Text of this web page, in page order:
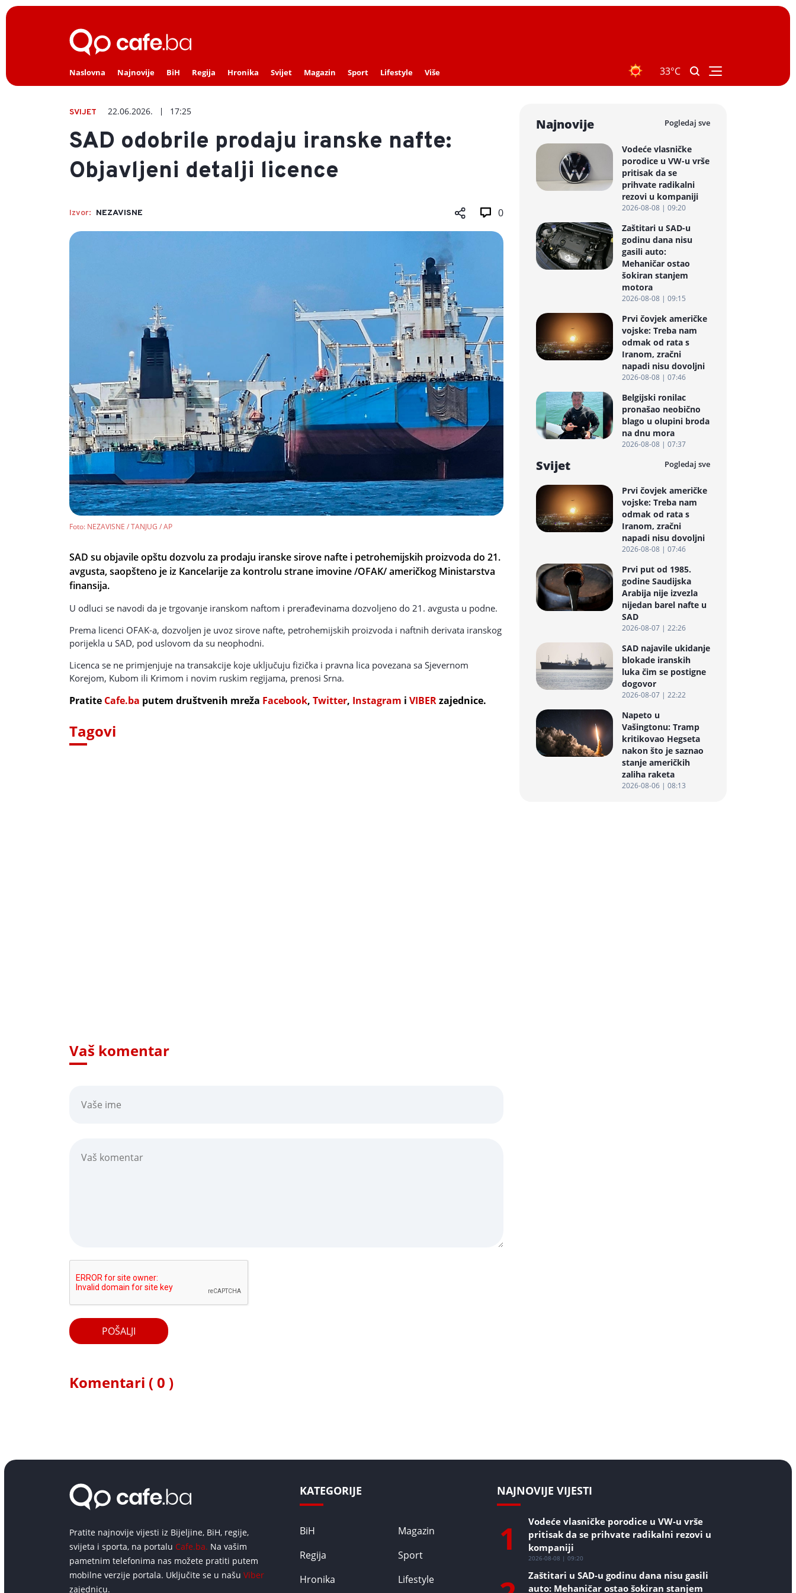
Naslovna Najnovije BiH Regija Hronika Svijet Magazin Sport Lifestyle Više 33°C
SVIJET 22.06.2026. 17:25
SAD odobrile prodaju iranske nafte:
Objavljeni detalji licence
Izvor: NEZAVISNE 0
Foto: NEZAVISNE / TANJUG / AP
SAD su objavile opštu dozvolu za prodaju iranske sirove nafte i petrohemijskih proizvoda do 21.
avgusta, saopšteno je iz Kancelarije za kontrolu strane imovine /OFAK/ američkog Ministarstva
finansija.
U odluci se navodi da je trgovanje iranskom naftom i prerađevinama dozvoljeno do 21. avgusta u podne.
Prema licenci OFAK-a, dozvoljen je uvoz sirove nafte, petrohemijskih proizvoda i naftnih derivata iranskog
porijekla u SAD, pod uslovom da su neophodni.
Licenca se ne primjenjuje na transakcije koje uključuju fizička i pravna lica povezana sa Sjevernom
Korejom, Kubom ili Krimom i novim ruskim regijama, prenosi Srna.
Pratite Cafe.ba putem društvenih mreža Facebook, Twitter, Instagram i VIBERzajednice.
Tagovi
Vaš komentar
POŠALJI
Komentari ( 0 )
Najnovije Pogledaj sve
Vodeće vlasničke
porodice u VW-u vrše
pritisak da se
prihvate radikalni
rezovi u kompaniji
2026-08-08 | 09:20
Zaštitari u SAD-u
godinu dana nisu
gasili auto:
Mehaničar ostao
šokiran stanjem
motora
2026-08-08 | 09:15
Prvi čovjek američke
vojske: Treba nam
odmak od rata s
Iranom, zračni
napadi nisu dovoljni
2026-08-08 | 07:46
Belgijski ronilac
pronašao neobično
blago u olupini broda
na dnu mora
2026-08-08 | 07:37
Svijet Pogledaj sve
Prvi čovjek američke
vojske: Treba nam
odmak od rata s
Iranom, zračni
napadi nisu dovoljni
2026-08-08 | 07:46
Prvi put od 1985.
godine Saudijska
Arabija nije izvezla
nijedan barel nafte u
SAD
2026-08-07 | 22:26
SAD najavile ukidanje
blokade iranskih
luka čim se postigne
dogovor
2026-08-07 | 22:22
Napeto u
Vašingtonu: Tramp
kritikovao Hegseta
nakon što je saznao
stanje američkih
zaliha raketa
2026-08-06 | 08:13
Pratite najnovije vijesti iz Bijeljine, BiH, regije,
svijeta i sporta, na portalu Cafe.ba. Na vašim
pametnim telefonima nas možete pratiti putem
mobilne verzije portala. Uključite se u našu Viber
zajednicu.
KATEGORIJE
BiH
Regija
Hronika
Magazin
Sport
Lifestyle
NAJNOVIJE VIJESTI
1
Vodeće vlasničke porodice u VW-u vrše
pritisak da se prihvate radikalni rezovi u
kompaniji
2026-08-08 | 09:20
Zaštitari u SAD-u godinu dana nisu gasili
auto: Mehaničar ostao šokiran stanjem